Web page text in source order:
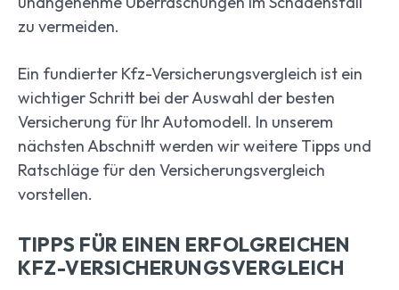
zu vermeiden.
Ein fundierter Kfz-Versicherungsvergleich ist ein
wichtiger Schritt bei der Auswahl der besten
Versicherung für Ihr Automodell. In unserem
nächsten Abschnitt werden wir weitere Tipps und
Ratschläge für den Versicherungsvergleich
vorstellen.
TIPPS FÜR EINEN ERFOLGREICHEN
KFZ-VERSICHERUNGSVERGLEICH